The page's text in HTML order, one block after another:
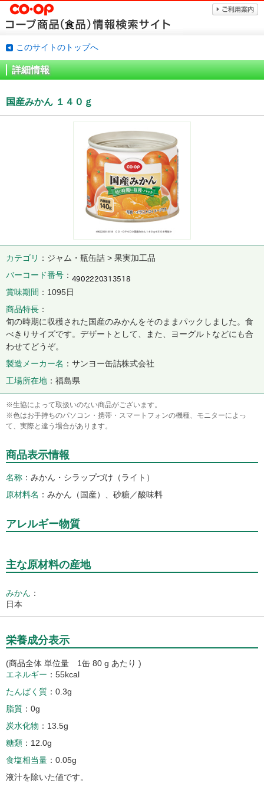
このサイトのトップへ
詳細情報
国産みかん １４０ｇ
カテゴリ
ジャム・瓶缶詰 > 果実加工品
バーコード番号
賞味期間
1095日
商品特長
旬の時期に収穫された国産のみかんをそのままパックしました。食
べきりサイズです。デザートとして、また、ヨーグルトなどにも合
わせてどうぞ。
製造メーカー名
サンヨー缶詰株式会社
工場所在地
福島県
※生協によって取扱いのない商品がございます。
※色はお手持ちのパソコン・携帯・スマートフォンの機種、モニターによっ
て、実際と違う場合があります。
商品表示情報
名称
みかん・シラップづけ（ライト）
原材料名
みかん（国産）、砂糖／酸味料
アレルギー物質
主な原材料の産地
みかん ：
日本
栄養成分表示
(商品全体 単位量 1缶 80 g あたり )
エネルギー
55kcal
たんぱく質
0.3g
脂質
0g
炭水化物
13.5g
糖類
12.0g
食塩相当量
0.05g
液汁を除いた値です。